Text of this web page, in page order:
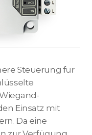
Steuerung für
Einsatz mit
Da eine